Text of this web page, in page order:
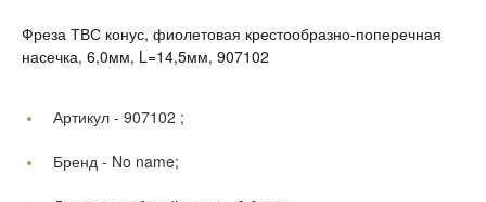
Фреза ТВС конус, фиолетовая крестообразно-поперечная
насечка, 6,0мм, L=14,5мм, 907102
Артикул - 907102 ;
Бренд - No name;